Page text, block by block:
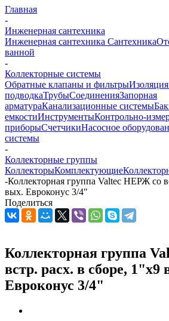
Главная
-
Инженерная сантехника
Инженерная сантехника Сантехника
ванной
-
Коллекторные системы
Обратные клапаны и фильтры
подводкаТрубыСоединенияЗапорная
арматураКанализационные системы
емкостиИнструментыКонтрольно-
приборыСчетчикиНасосное
системы
-
Коллекторные группы
КоллекторыКомплектующие
-Коллекторная группа Valtec НЕРЖ со
вых. Евроконус 3/4"
Поделиться
Коллекторная группа
встр. расх. в сборе, 1"х9
Евроконус 3/4"